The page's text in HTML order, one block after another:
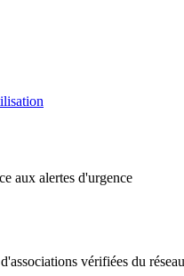
aux alertes d'urgence
vérifiées du